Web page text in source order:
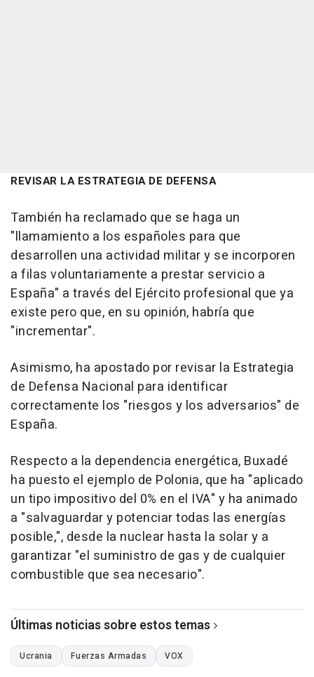
REVISAR LA ESTRATEGIA DE DEFENSA
También ha reclamado que se haga un
"llamamiento a los españoles para que
desarrollen una actividad militar y se incorporen
a filas voluntariamente a prestar servicio a
España" a través del Ejército profesional que ya
existe pero que, en su opinión, habría que
"incrementar".
Asimismo, ha apostado por revisar la Estrategia
de Defensa Nacional para identificar
correctamente los "riesgos y los adversarios" de
España.
Respecto a la dependencia energética, Buxadé
ha puesto el ejemplo de Polonia, que ha "aplicado
un tipo impositivo del 0% en el IVA" y ha animado
a "salvaguardar y potenciar todas las energías
posible,", desde la nuclear hasta la solar y a
garantizar "el suministro de gas y de cualquier
combustible que sea necesario".
Últimas noticias sobre estos temas
Ucrania Fuerzas Armadas VOX